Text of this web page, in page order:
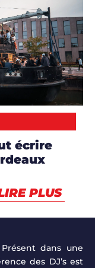
,
écrire
PLUS
dans une
des DJ’s est